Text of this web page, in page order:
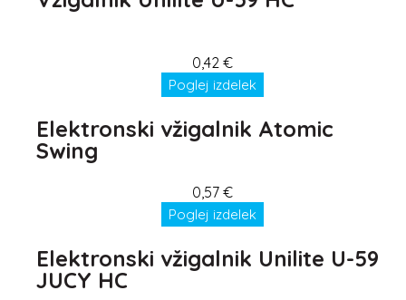
0,42 €
Poglej izdelek
Elektronski vžigalnik Atomic
Swing
0,57 €
Poglej izdelek
Elektronski vžigalnik Unilite U-59
JUCY HC